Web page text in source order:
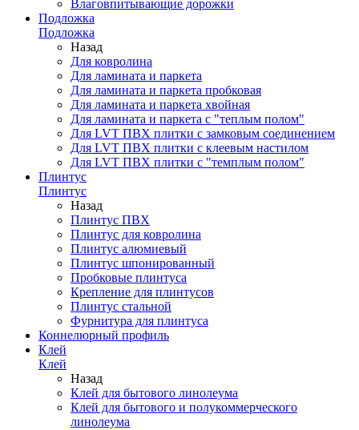
Влаговпитывающие дорожки
Подложка
Подложка
Назад
Для ковролина
Для ламината и паркета
Для ламината и паркета пробковая
Для ламината и паркета хвойная
Для ламината и паркета с "теплым полом"
Для LVT ПВХ плитки с замковым соединением
Для LVT ПВХ плитки с клеевым настилом
Для LVT ПВХ плитки с "темплым полом"
Плинтус
Плинтус
Назад
Плинтус ПВХ
Плинтус для ковролина
Плинтус алюмиевый
Плинтус шпонированный
Пробковые плинтуса
Крепление для плинтусов
Плинтус стальной
Фурнитура для плинтуса
Коннелюрный профиль
Клей
Клей
Назад
Клей для бытового линолеума
Клей для бытового и полукоммерческого
линолеума